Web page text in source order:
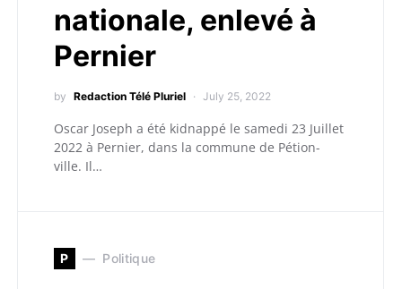
nationale, enlevé à
Pernier
by Redaction Télé Pluriel July 25, 2022
Oscar Joseph a été kidnappé le samedi 23 Juillet
2022 à Pernier, dans la commune de Pétion-
ville. Il…
P Politique